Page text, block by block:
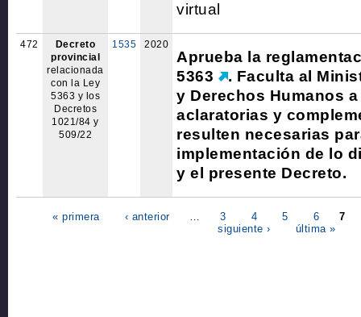
virtual
472
Decreto
provincial
relacionada
con la Ley
5363 y los
Decretos
1021/84 y
509/22
1535 2020
Aprueba la
5363
. Faculta al
y Derechos Humanos
aclaratorias y
resulten necesarias
implementación de lo
y el presente Decreto.
« primera ‹ anterior … 3 4 5 6
7
siguiente ›
última »